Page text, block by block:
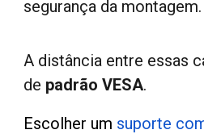
segurança da montagem.
A distância entre essas
de padrão VESA.
Escolher um suporte